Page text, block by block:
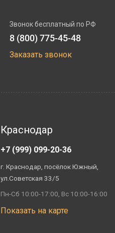
Звонок бесплатный по РФ
8 (800) 775-45-48
Заказать звонок
Краснодар
+7 (999) 099-20-36
г. Краснодар, посёлок Южный,
ул.Советская 33/5
Пн-Сб 10:00-17:00, Вс 10:00-16:00
Показать на карте